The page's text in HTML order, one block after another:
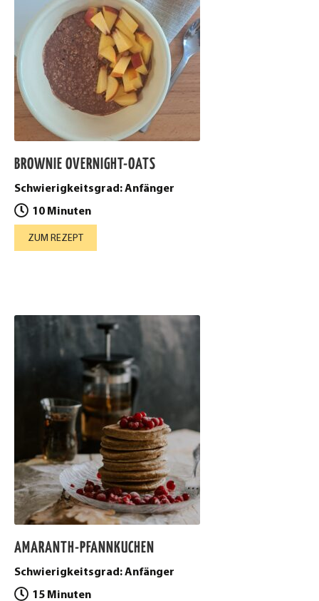
BROWNIE OVERNIGHT-OATS
Schwierigkeitsgrad: Anfänger
10 Minuten
ZUM REZEPT
AMARANTH-PFANNKUCHEN
Schwierigkeitsgrad: Anfänger
15 Minuten